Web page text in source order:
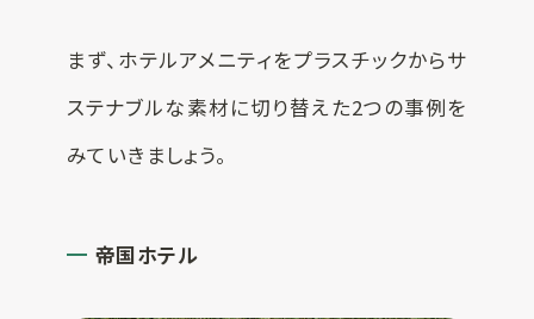
まず、ホテルアメニティをプラスチックからサ
ステナブルな素材に切り替えた2つの事例を
みていきましょう。
帝国ホテル